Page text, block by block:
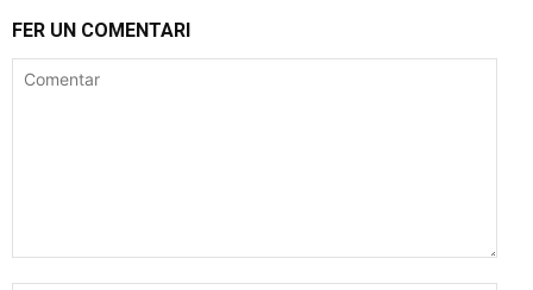
FER UN COMENTARI